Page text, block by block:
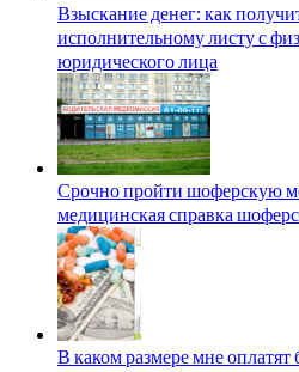
Взыскание денег: как
исполнительному листу с
юридического лица
Срочно пройти шоферскую
медицинская справка
В каком размере мне